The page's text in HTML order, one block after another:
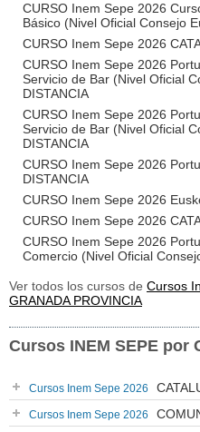
CURSO Inem Sepe 2026
Básico (Nivel Oficial Consejo
CURSO Inem Sepe 2026
CURSO Inem Sepe 2026
Servicio de Bar (Nivel Oficial
DISTANCIA
CURSO Inem Sepe 2026
Servicio de Bar (Nivel Oficial
DISTANCIA
CURSO Inem Sepe 2026
DISTANCIA
CURSO Inem Sepe 2026
CURSO Inem Sepe 2026
CURSO Inem Sepe 2026
Comercio (Nivel Oficial
Ver todos los cursos de Cursos
GRANADA PROVINCIA
Cursos INEM SEPE por
Cursos Inem Sepe 2026
Cursos Inem Sepe 2026